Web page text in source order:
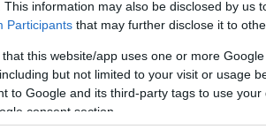
This information may also be disclosed by us
Participants that may further disclose it to
that this website/app uses one or more
but not limited to your visit or usage
to Google and its third-party tags to use
consent section.